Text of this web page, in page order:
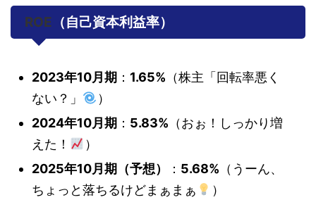
ROE （自己資本利益率）
2023年10月期 ： 1.65% （株主「回転率悪く
ない？」
）
2024年10月期 ： 5.83% （おぉ！しっかり増
えた！
）
2025年10月期（予想）
： 5.68% （うーん、
ちょっと落ちるけどまぁまぁ
）